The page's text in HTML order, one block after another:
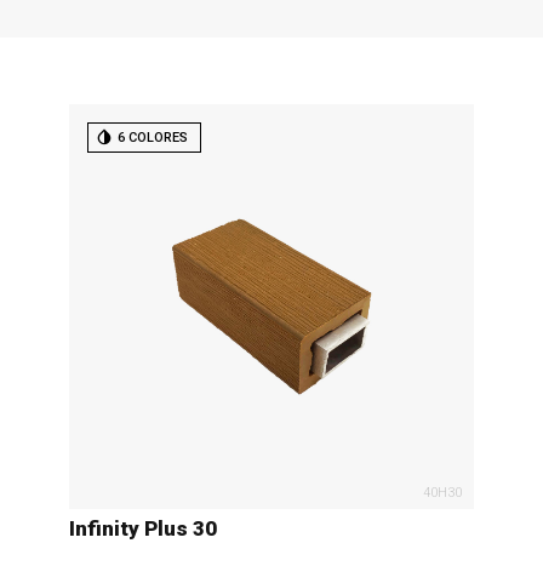
40H30
6 COLORES
Infinity Plus 30